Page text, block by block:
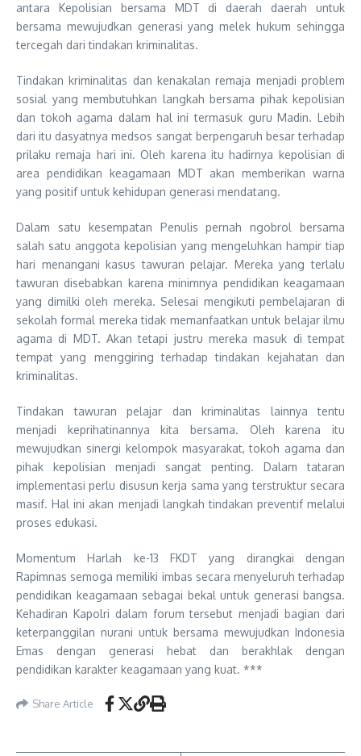
antara Kepolisian bersama MDT di daerah daerah untuk
bersama mewujudkan generasi yang melek hukum sehingga
tercegah dari tindakan kriminalitas.
Tindakan kriminalitas dan kenakalan remaja menjadi problem
sosial yang membutuhkan langkah bersama pihak kepolisian
dan tokoh agama dalam hal ini termasuk guru Madin. Lebih
dari itu dasyatnya medsos sangat berpengaruh besar terhadap
prilaku remaja hari ini. Oleh karena itu hadirnya kepolisian di
area pendidikan keagamaan MDT akan memberikan warna
yang positif untuk kehidupan generasi mendatang.
Dalam satu kesempatan Penulis pernah ngobrol bersama
salah satu anggota kepolisian yang mengeluhkan hampir tiap
hari menangani kasus tawuran pelajar. Mereka yang terlalu
tawuran disebabkan karena minimnya pendidikan keagamaan
yang dimilki oleh mereka. Selesai mengikuti pembelajaran di
sekolah formal mereka tidak memanfaatkan untuk belajar ilmu
agama di MDT. Akan tetapi justru mereka masuk di tempat
tempat yang menggiring terhadap tindakan kejahatan dan
kriminalitas.
Tindakan tawuran pelajar dan kriminalitas lainnya tentu
menjadi keprihatinannya kita bersama. Oleh karena itu
mewujudkan sinergi kelompok masyarakat, tokoh agama dan
pihak kepolisian menjadi sangat penting. Dalam tataran
implementasi perlu disusun kerja sama yang terstruktur secara
masif. Hal ini akan menjadi langkah tindakan preventif melalui
proses edukasi.
Momentum Harlah ke-13 FKDT yang dirangkai dengan
Rapimnas semoga memiliki imbas secara menyeluruh terhadap
pendidikan keagamaan sebagai bekal untuk generasi bangsa.
Kehadiran Kapolri dalam forum tersebut menjadi bagian dari
keterpanggilan nurani untuk bersama mewujudkan Indonesia
Emas dengan generasi hebat dan berakhlak dengan
pendidikan karakter keagamaan yang kuat. ***
Share Article